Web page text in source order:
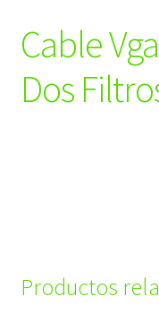
Cable
Dos
Productos